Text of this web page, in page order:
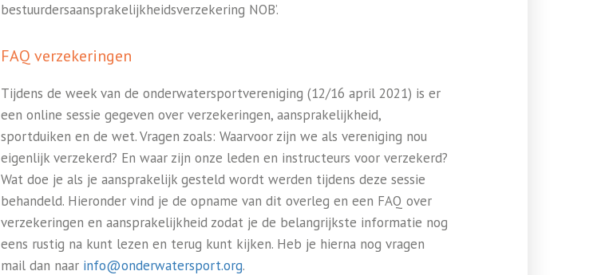
bestuurdersaansprakelijkheidsverzekering NOB’.
FAQ verzekeringen
Tijdens de week van de onderwatersportvereniging (12/16 april 2021) is er
een online sessie gegeven over verzekeringen, aansprakelijkheid,
sportduiken en de wet. Vragen zoals: Waarvoor zijn we als vereniging nou
eigenlijk verzekerd? En waar zijn onze leden en instructeurs voor verzekerd?
Wat doe je als je aansprakelijk gesteld wordt werden tijdens deze sessie
behandeld. Hieronder vind je de opname van dit overleg en een FAQ over
verzekeringen en aansprakelijkheid zodat je de belangrijkste informatie nog
eens rustig na kunt lezen en terug kunt kijken. Heb je hierna nog vragen
mail dan naar info@onderwatersport.org.